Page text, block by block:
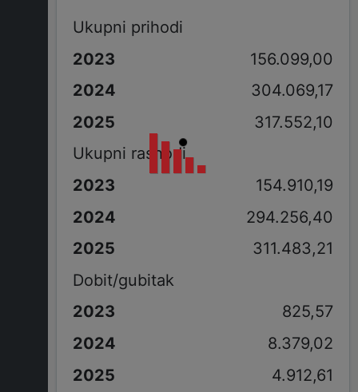
Ukupni prihodi
156.099,00
304.069,17
317.552,10
Ukupni rashodi
154.910,19
294.256,40
311.483,21
Dobit/gubitak
825,57
8.379,02
4.912,61